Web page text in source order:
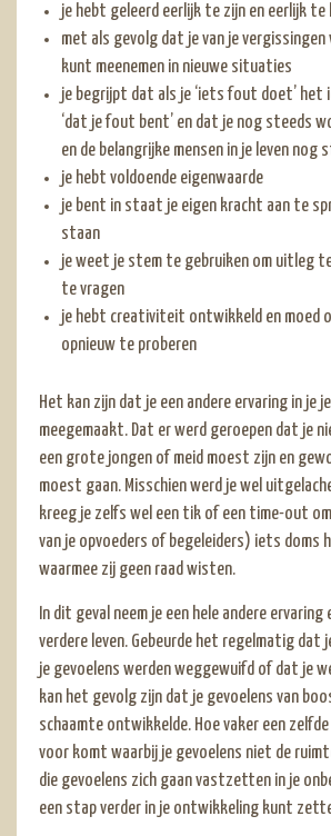
je hebt geleerd eerlijk te zijn en eerlijk te
met als gevolg dat je van je
kunt meenemen in nieuwe situaties
je begrijpt dat als je ‘iets fout doet’ het
‘dat je fout bent’ en dat je nog steeds
en de belangrijke mensen in je leven nog
je hebt voldoende eigenwaarde
je bent in staat je eigen kracht aan te
staan
je weet je stem te gebruiken om uitleg
te vragen
je hebt creativiteit ontwikkeld en moed
opnieuw te proberen
Het kan zijn dat je een andere ervaring in je
meegemaakt. Dat er werd geroepen dat je
een grote jongen of meid moest zijn en
moest gaan. Misschien werd je wel
kreeg je zelfs wel een tik of een time-out
van je opvoeders of begeleiders) iets doms
waarmee zij geen raad wisten.
In dit geval neem je een hele andere ervaring
verdere leven. Gebeurde het regelmatig dat
je gevoelens werden weggewuifd of dat je
kan het gevolg zijn dat je gevoelens van
schaamte ontwikkelde. Hoe vaker een
voor komt waarbij je gevoelens niet de
die gevoelens zich gaan vastzetten in je
een stap verder in je ontwikkeling kunt